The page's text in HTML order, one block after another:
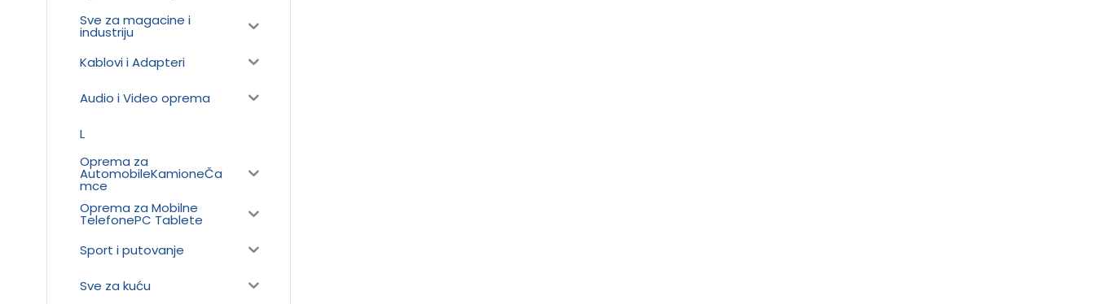
Sve za magacine i
industriju
Kablovi i Adapteri
Audio i Video oprema
L
Oprema za
AutomobileKamioneČa
mce
Oprema za Mobilne
TelefonePC Tablete
Sport i putovanje
Sve za kuću